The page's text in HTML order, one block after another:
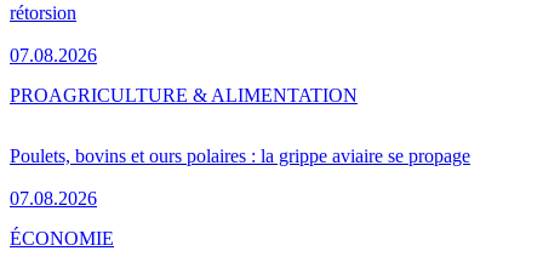
rétorsion
07.08.2026
Poulets, bovins et ours polaires : la grippe aviaire se propage
07.08.2026
PROAGRICULTURE & ALIMENTATION
ÉCONOMIE